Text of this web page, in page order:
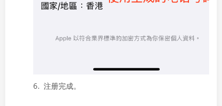
6. 注册完成。